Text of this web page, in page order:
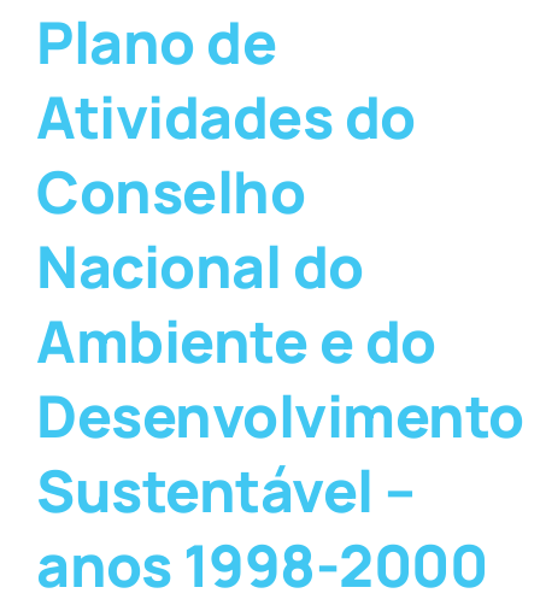
Plano de
Atividades do
Conselho
Nacional do
Ambiente e do
Desenvolvimento
Sustentável –
anos 1998-2000